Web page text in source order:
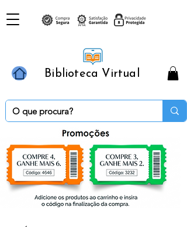
Biblioteca Virtual